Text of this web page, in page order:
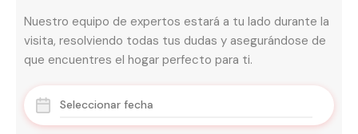
Nuestro equipo de expertos estará a tu lado durante la
visita, resolviendo todas tus dudas y asegurándose de
que encuentres el hogar perfecto para ti.